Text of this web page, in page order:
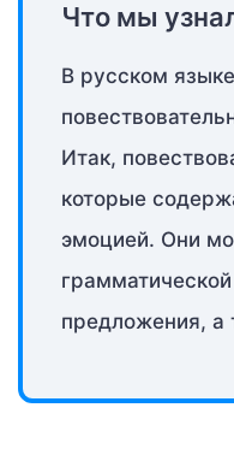
Что мы
В русском
Итак,
которые
эмоцией. Они
предложения, а